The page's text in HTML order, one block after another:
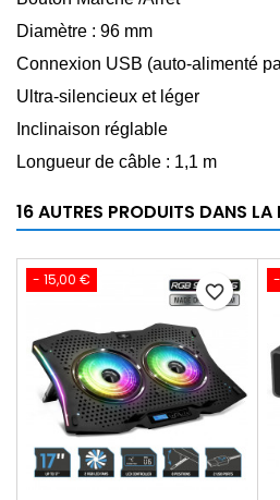
Diamètre : 96 mm
Connexion USB (auto-alimenté
Ultra-silencieux et léger
Inclinaison réglable
Longueur de câble : 1,1 m
16 AUTRES PRODUITS DANS LA
- 15,00 €
favorite_border